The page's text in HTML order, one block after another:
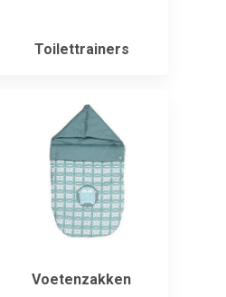
Toilettrainers
Voetenzakken